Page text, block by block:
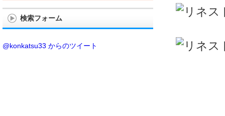
検索フォーム
@konkatsu33 からのツイート